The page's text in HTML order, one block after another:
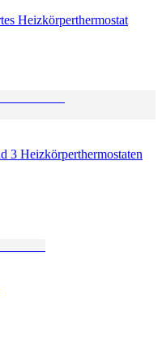
Heizkörperthermostat
3 Heizkörperthermostaten